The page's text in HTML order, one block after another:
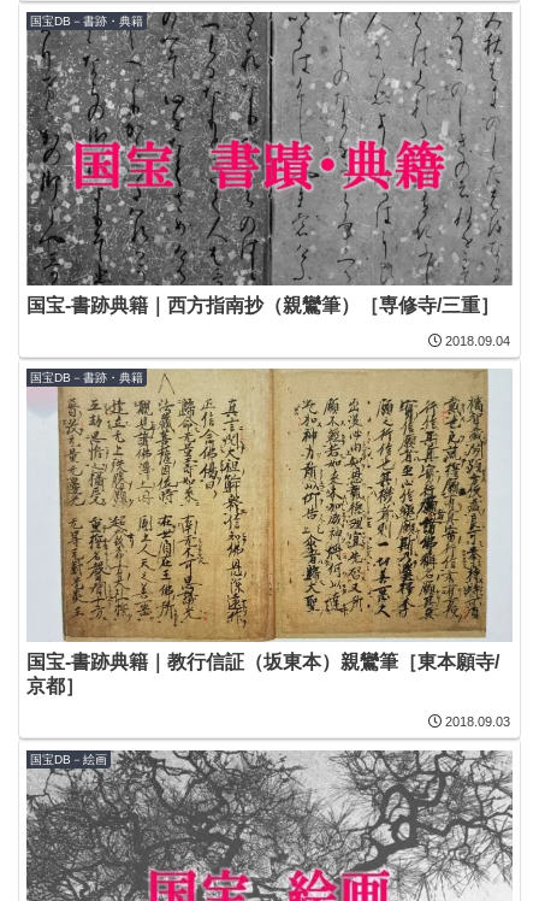
国宝DB－書跡・典籍
国宝-書跡典籍｜西方指南抄（親鸞筆）［専修寺/三重］
2018.09.04
国宝DB－書跡・典籍
国宝-書跡典籍｜教行信証（坂東本）親鸞筆［東本願寺/
京都］
2018.09.03
国宝DB－絵画